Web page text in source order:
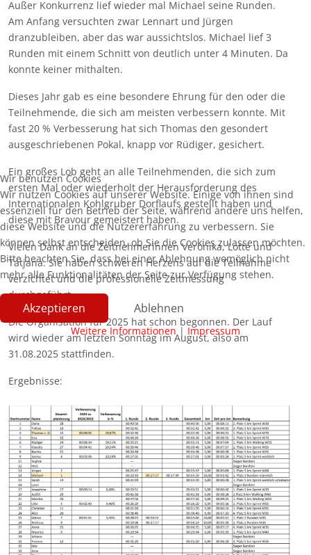
Außer Konkurrenz lief wieder mal Michael seine Runden.
Am Anfang versuchten zwar Lennart und Jürgen
dranzubleiben, aber das war aussichtslos. Michael lief 3
Runden mit einem Schnitt von deutlich unter 4 Minuten. Da
konnte keiner mithalten.
Dieses Jahr gab es eine besondere Ehrung für den oder die
Teilnehmende, die sich am meisten verbessern konnte. Mit
fast 20 % Verbesserung hat sich Thomas den gesondert
ausgeschriebenen Pokal, knapp vor Rüdiger, gesichert.
Ein großes Lob geht an alle Teilnehmenden, die sich zum
ersten Mal oder wiederholt der Herausforderung des
Internationalen Kohlgruber Dorflaufs gestellt haben und
diese mit Bravour gemeistert haben.
Vielen Dank an die Zeitnehmerinnen Veronika, Lotte und
Tatjana. Sie haben schweren Herzens auf die Teilnahme
verzichtet und die professionelle Zeitmessung
durchgeführt.
Die Organisation für 2025 hat schon begonnen. Der Lauf
wird wieder am letzten Sonntag im August, also am
31.08.2025 stattfinden.
Ergebnisse:
Wir benutzen Cookies
Wir nutzen Cookies auf unserer Website. Einige von ihnen sind
essenziell für den Betrieb der Seite, während andere uns helfen,
diese Website und die Nutzererfahrung zu verbessern. Sie
können selbst entscheiden, ob Sie die Cookies zulassen möchten.
Bitte beachten Sie, dass bei einer Ablehnung womöglich nicht
mehr alle Funktionalitäten der Seite zur Verfügung stehen.
Akzeptieren Ablehnen
Weitere Informationen | Impressum